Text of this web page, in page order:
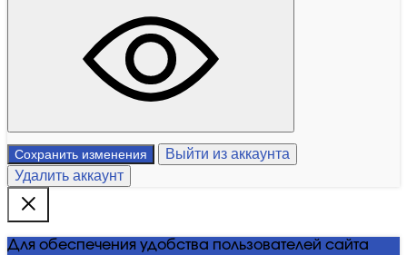
Сохранить изменения
Выйти из аккаунта
Удалить аккаунт
Для обеспечения удобства пользователей сайта